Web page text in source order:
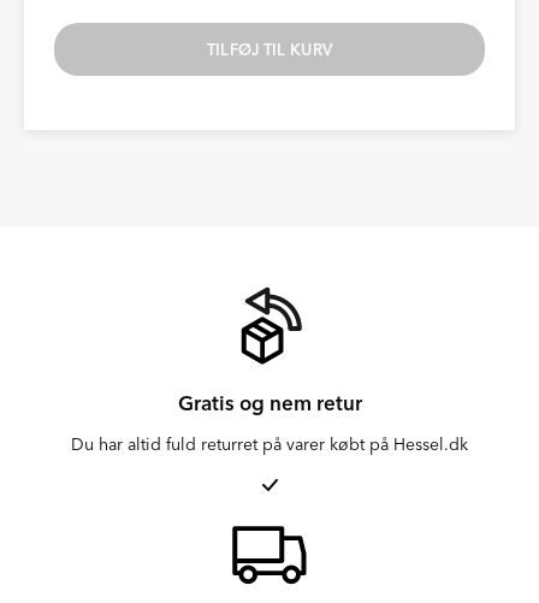
TILFØJ TIL KURV
Gratis og nem retur
Du har altid fuld returret på varer købt på Hessel.dk